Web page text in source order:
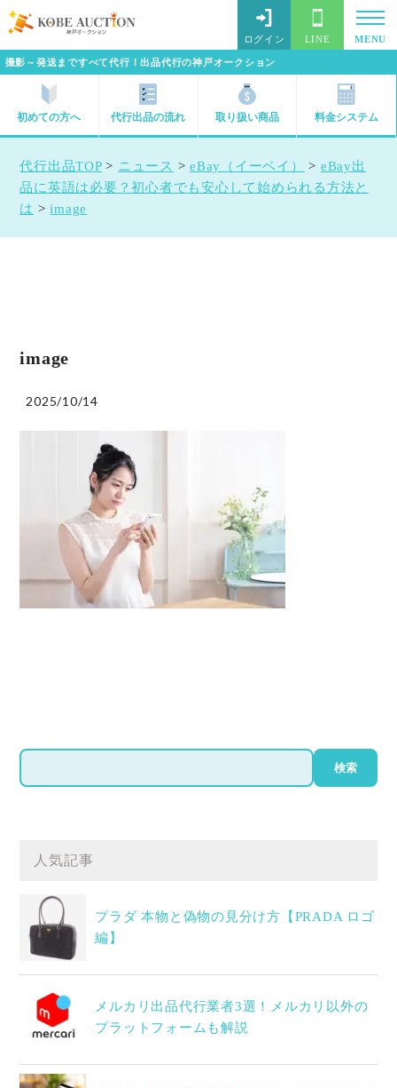
撮影～発送まですべて代行！出品代行の神戸オークション
ログイン LINE MENU
初めての方へ 代行出品の流れ 取り扱い商品 料金システム
代行出品TOP> ニュース >eBay（イーベイ） > eBay出
品に英語は必要？初心者でも安心して始められる方法と
は >image
image
2025/10/14
検
索
検索
人気記事
プラダ 本物と偽物の見分け方【PRADA ロゴ
編】
メルカリ出品代行業者3選！メルカリ以外の
プラットフォームも解説